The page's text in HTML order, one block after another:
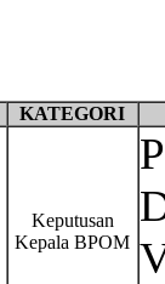
KATEGORI
Keputusan
Kepala BPOM